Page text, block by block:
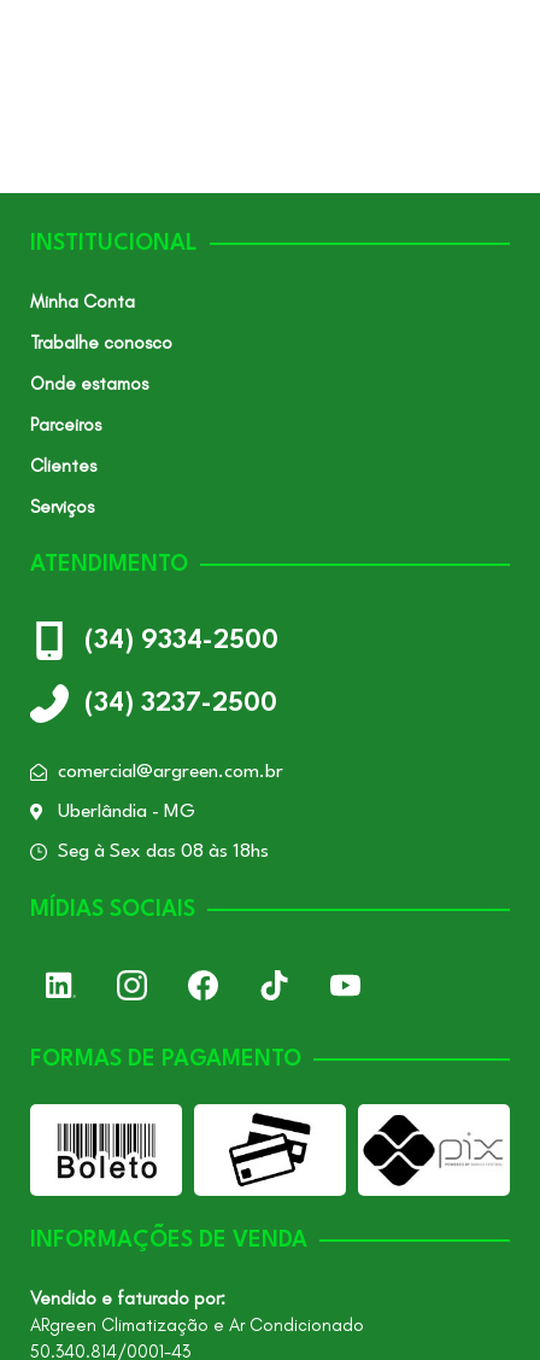
INSTITUCIONAL
Minha Conta
Trabalhe conosco
Onde estamos
Parceiros
Clientes
Serviços
ATENDIMENTO
(34) 9334-2500
(34) 3237-2500
comercial@argreen.com.br
Uberlândia - MG
Seg à Sex das 08 às 18hs
MÍDIAS SOCIAIS
FORMAS DE PAGAMENTO
INFORMAÇÕES DE VENDA
Vendido e faturado por:
ARgreen Climatização e Ar Condicionado
50.340.814/0001-43